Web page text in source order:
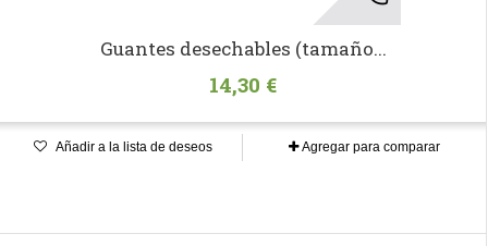
Guantes desechables (tamaño...
14,30 €
Añadir a la lista de deseos Agregar para comparar